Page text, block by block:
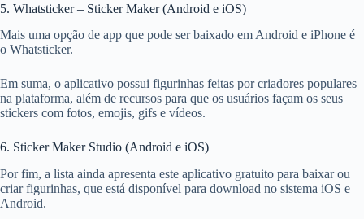
5. Whatsticker – Sticker Maker (Android e iOS)
Mais uma opção de app que pode ser baixado em Android e iPhone é
o Whatsticker.
Em suma, o aplicativo possui figurinhas feitas por criadores populares
na plataforma, além de recursos para que os usuários façam os seus
stickers com fotos, emojis, gifs e vídeos.
6. Sticker Maker Studio (Android e iOS)
Por fim, a lista ainda apresenta este aplicativo gratuito para baixar ou
criar figurinhas, que está disponível para download no sistema iOS e
Android.